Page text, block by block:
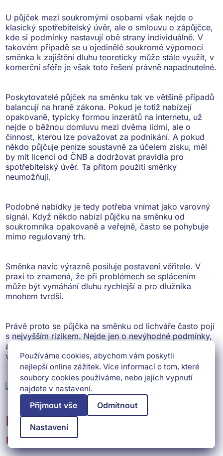
U půjček mezi soukromými osobami však nejde o
klasický spotřebitelský úvěr, ale o smlouvu o zápůjčce,
kde si podmínky nastavují obě strany individuálně. V
takovém případě se u ojedinělé soukromé výpomoci
směnka k zajištění dluhu teoreticky může stále využít, v
komerční sféře je však toto řešení právně napadnutelné.
Poskytovatelé půjček na směnku tak ve většině případů
balancují na hraně zákona. Pokud je totiž nabízejí
opakovaně, typicky formou inzerátů na internetu, už
nejde o běžnou domluvu mezi dvěma lidmi, ale o
činnost, kterou lze považovat za podnikání. A pokud
někdo půjčuje peníze soustavně za účelem zisku, měl
by mít licenci od ČNB a dodržovat pravidla pro
spotřebitelský úvěr. Ta přitom použití směnky
neumožňují.
Podobné nabídky je tedy potřeba vnímat jakovarovný
signál. Když někdo nabízí půjčku na směnku od
soukromníka opakovaně a veřejně, často se pohybuje
mimo regulovaný trh.
Směnka navíc výrazně posiluje postavení věřitele. V
praxi to znamená, že při problémech se splácením
může být vymáhání dluhu rychlejší a pro dlužníka
mnohem tvrdší.
Právě proto se půjčka na směnku od lichváře často pojí
s nejvyšším rizikem. Nejde jen o nevýhodné podmínky,
ale i o to, že se můžete dostat do situace, kterou bude
velmi obtížné řešit.
Existuje bezpečnější alternativa
než soukromá půjčka?
Používáme cookies, abychom vám poskytli
nejlepší online zážitek. Více informací o tom, které
soubory cookies používáme, nebo jejich vypnutí
najdete v nastavení.
Přijmout vše Odmítnout
Nastavení